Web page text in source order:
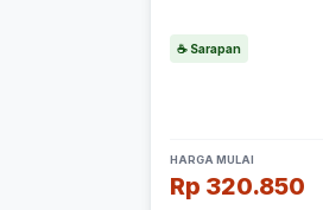
☕ Sarapan
HARGA MULAI
Rp 320.850